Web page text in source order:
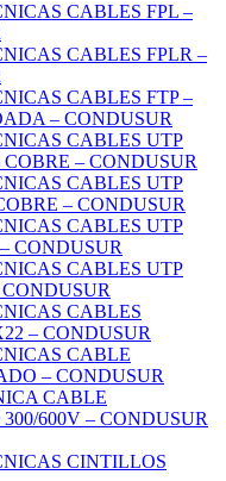
CABLES FPL –
CABLES FPLR –
CABLES FTP –
– CONDUSUR
CABLES UTP
COBRE – CONDUSUR
CABLES UTP
– CONDUSUR
CABLES UTP
CONDUSUR
CABLES UTP
CABLES
– CONDUSUR
CABLE
– CONDUSUR
CABLE
600V – CONDUSUR
CINTILLOS